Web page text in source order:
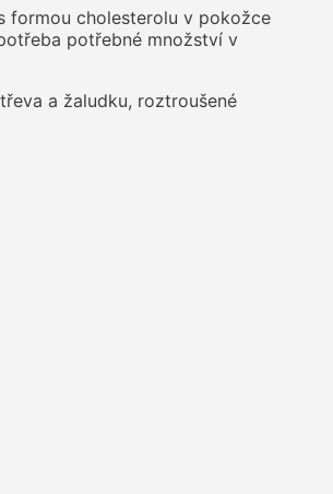
formou cholesterolu v pokožce
potřebné množství v
a žaludku, roztroušené